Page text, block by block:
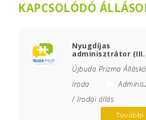
KAPCSOLÓDÓ
Nyugdíjas
adminisztrátor
Újbuda Prizma
Iroda
/ Irodai állás